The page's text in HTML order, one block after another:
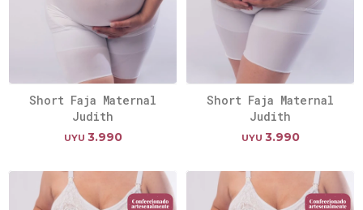
Short Faja Maternal
Judith
UYU 3.990
Short Faja Maternal
Judith
UYU 3.990